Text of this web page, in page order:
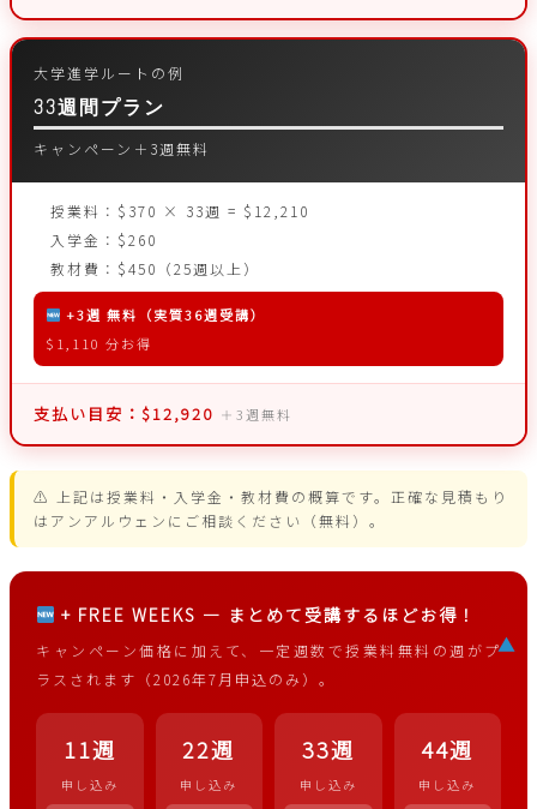
大学進学ルートの例
33週間プラン
キャンペーン＋3週無料
授業料：$370 × 33週 = $12,210
入学金：$260
教材費：$450（25週以上）
+3週 無料（実質36週受講）
$1,110 分お得
支払い目安： $12,920 ＋3週無料
⚠ 上記は授業料・入学金・教材費の概算です。正確な見積もり
はアンアルウェンにご相談ください（無料）。
+ FREE WEEKS ― まとめて受講するほどお得！
キャンペーン価格に加えて、一定週数で授業料無料の週がプ
ラスされます（2026年7月申込のみ）。
11週
申し込み
22週
申し込み
33週
申し込み
44週
申し込み
▲